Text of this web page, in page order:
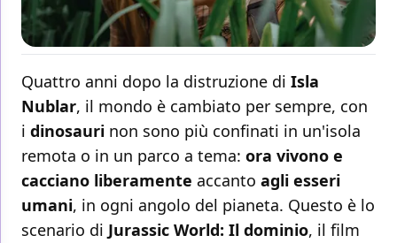
Quattro anni dopo la distruzione di Isla
Nublar, il mondo è cambiato per sempre, con
i dinosauri non sono più confinati in un'isola
remota o in un parco a tema: ora vivono e
cacciano liberamente accanto agli esseri
umani, in ogni angolo del pianeta. Questo è lo
scenario di Jurassic World: Il dominio, il film